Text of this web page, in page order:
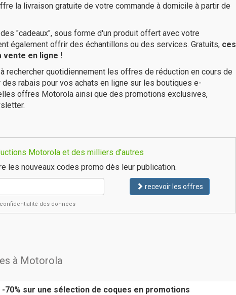
la livraison gratuite de votre commande à domicile à partir de
"cadeaux", sous forme d'un produit offert avec votre
également offrir des échantillons ou des services. Gratuits, ces
vente en ligne !
rechercher quotidiennement les offres de réduction en cours de
rabais pour vos achats en ligne sur les boutiques e-
offres Motorola ainsi que des promotions exclusives,
Motorola et des milliers d'autres
les nouveaux codes promo dès leur publication.
recevoir les offres
des données
à Motorola
-70% sur une sélection de coques en promotions